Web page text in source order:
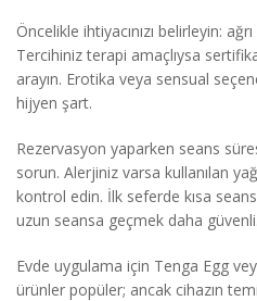
Öncelikle ihtiyacınızı belirleyin:
Tercihiniz terapi amaçlıysa
arayın. Erotika veya sensual
hijyen şart.
Rezervasyon yaparken seans
sorun. Alerjiniz varsa kullanılan
kontrol edin. İlk seferde kısa
uzun seansa geçmek daha güvenli.
Evde uygulama için Tenga Egg
ürünler popüler; ancak cihazın